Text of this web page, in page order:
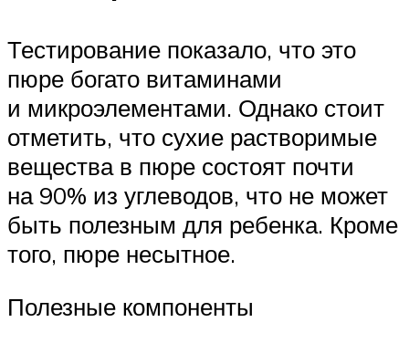
Тестирование показало, что это
пюре богато витаминами
и микроэлементами. Однако стоит
отметить, что сухие растворимые
вещества в пюре состоят почти
на 90% из углеводов, что не может
быть полезным для ребенка. Кроме
того, пюре несытное.
Полезные компоненты